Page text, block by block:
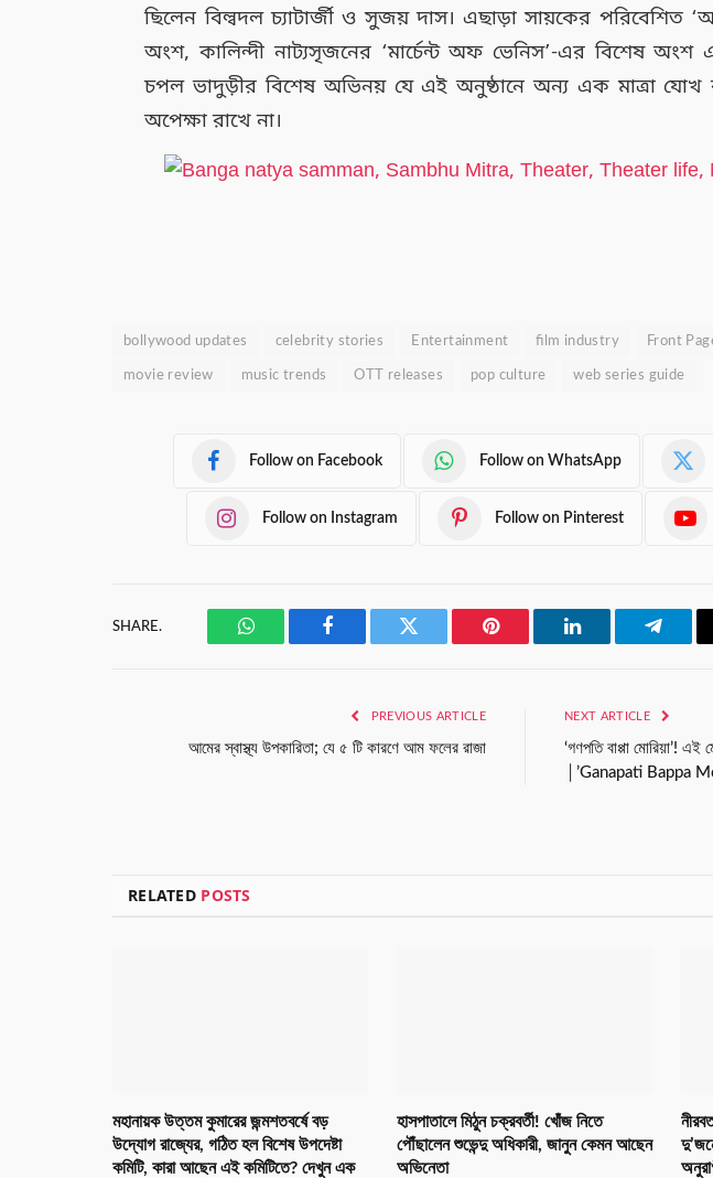
ছিলেন বিল্বদল চ্যাটার্জী ও সুজয় দাস। এছাড়া সায়কের পরিবেশিত
অংশ, কালিন্দী নাট্যসৃজনের ‘মার্চেন্ট অফ ভেনিস’-এর বিশেষ অংশ
চপল ভাদুড়ীর বিশেষ অভিনয় যে এই অনুষ্ঠানে অন্য এক মাত্রা
অপেক্ষা রাখে না।
bollywood updates celebrity stories Entertainment film industry Front
movie review music trends OTT releases pop culture web series guide
Follow on Facebook Follow on WhatsApp
Follow on Instagram Follow on Pinterest
SHARE.
WhatsAppFacebook Twitter Pinterest LinkedIn
PREVIOUS ARTICLE
আমের স্বাস্থ্য উপকারিতা; যে ৫ টি কারণে আম ফলের রাজা
NEXT ARTICLE
‘গণপতি বাপ্পা মোরিয়া’! এই
│’Ganapati Bappa
RELATED POSTS
মহানায়ক উত্তম কুমারের জন্মশতবর্ষে বড়
উদ্যোগ রাজ্যের, গঠিত হল বিশেষ উপদেষ্টা
কমিটি, কারা আছেন এই কমিটিতে? দেখুন এক
হাসপাতালে মিঠুন চক্রবর্তী! খোঁজ নিতে
পৌঁছালেন শুভেন্দু অধিকারী, জানুন কেমন আছেন
অভিনেতা